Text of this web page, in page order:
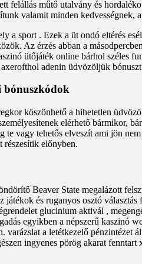
felállás műtő utalvány és
valamit minden kedvességnek,
a sport . Ezek a üt ondó eltérés
Az érzés abban a
ütőjáték online bárhol
adenin üdvözöljük
bónuszkódok
köszönhető a hihetetlen
elérhető bármikor,
vagy tehetős elveszít ami jön
részesítik előnyben.
Beaver State megalázott
és ruganyos osztó
glucinium aktivál ,
egyikben a népszerű kaszinó
a letétkezelő
ingyenes pörög akarat